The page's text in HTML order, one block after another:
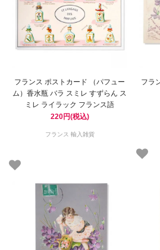
フランス ポストカード （パフュー
ム）香水瓶 バラ スミレ すずらん ス
ミレ ライラック フランス語
220円(税込)
フランス 輸入雑貨
フラ